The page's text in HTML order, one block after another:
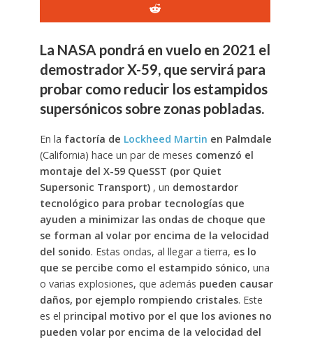
La NASA pondrá en vuelo en 2021 el
demostrador X-59, que servirá para
probar como reducir los estampidos
supersónicos sobre zonas pobladas.
En la factoría de Lockheed Martin en Palmdale
(California) hace un par de meses comenzó el
montaje del X-59 QueSST (por Quiet
Supersonic Transport) , un demostardor
tecnológico para probar tecnologías que
ayuden a minimizar las ondas de choque que
se forman al volar por encima de la velocidad
del sonido. Estas ondas, al llegar a tierra, es lo
que se percibe como el estampido sónico, una
o varias explosiones, que además pueden causar
daños, por ejemplo rompiendo cristales. Este
es el principal motivo por el que los aviones no
pueden volar por encima de la velocidad del